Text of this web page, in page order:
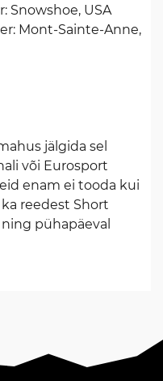
Snowshoe, USA
Mont-Sainte-Anne,
jälgida sel
või Eurosport
enam ei tooda kui
reedest Short
pühapäeval